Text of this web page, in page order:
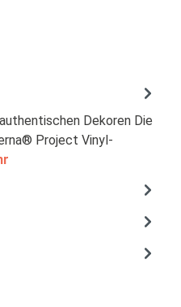
Dekoren Die
Project Vinyl-